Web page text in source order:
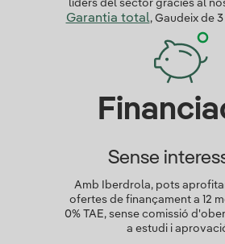
líders del sector gràcies al
Garantia total, Gaudeix de
Sense
Amb Iberdrola, pots
ofertes de finançament a 12
0% TAE, sense comissió
a estudi i